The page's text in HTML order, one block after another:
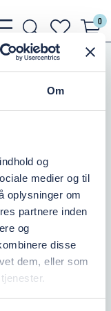
Om
og
medier og til
oplysninger om
partnere inden
og
disse
dem, eller som
bars
light
search
light
heart 0